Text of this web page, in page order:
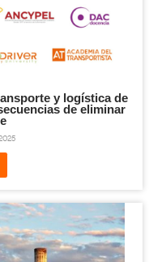
LinkedIn
Imprimir
interesar...